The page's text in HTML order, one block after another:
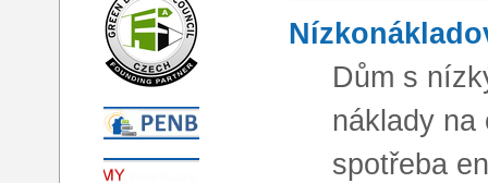
Dům s
náklady na
spotřeba